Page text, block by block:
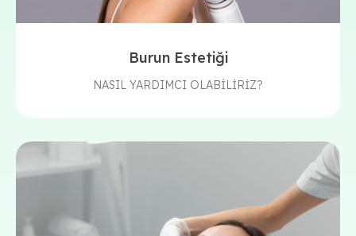
Burun Estetiği
NASIL YARDIMCI OLABİLİRİZ?